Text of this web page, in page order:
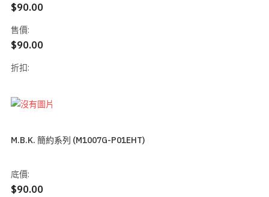
$90.00
售價:
$90.00
折扣:
M.B.K. 簡約系列 (M1007G-P01EHT)
底價:
$90.00